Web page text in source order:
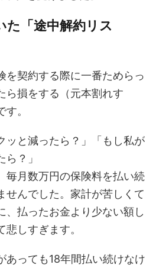
た「途中解約リス
を契約する際に一番ためらっ
ら損をする（元本割れす
。
ッと減ったら？」「もし私が
？」
毎月数万円の保険料を払い続
せんでした。家計が苦しくて
、払ったお金より少ない額し
しすぎます。
あっても18年間払い続けなけ